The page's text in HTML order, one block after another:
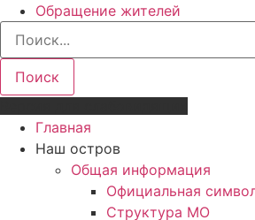
Обращение жителей
Поиск
Главная
Наш остров
Общая информация
Официальная
Структура МО